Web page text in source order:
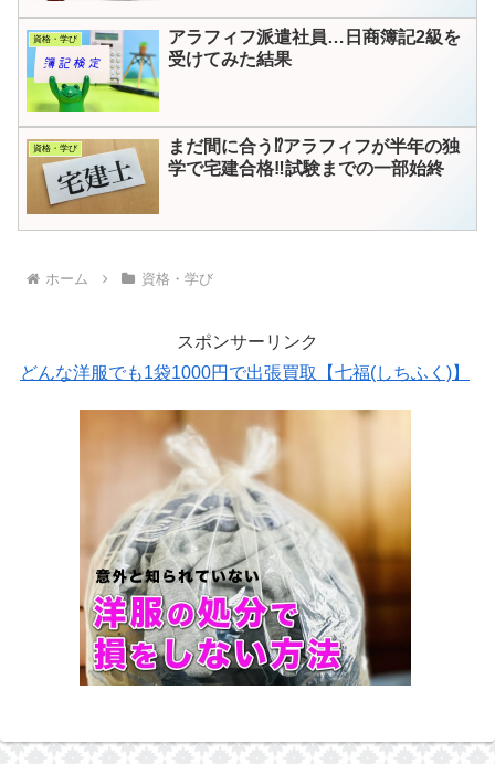
資格・学び
アラフィフ派遣社員…日商簿記2級を
受けてみた結果
資格・学び
まだ間に合う⁉アラフィフが半年の独
学で宅建合格‼試験までの一部始終
ホーム 資格・学び
スポンサーリンク
どんな洋服でも1袋1000円で出張買取【七福(しちふく)】